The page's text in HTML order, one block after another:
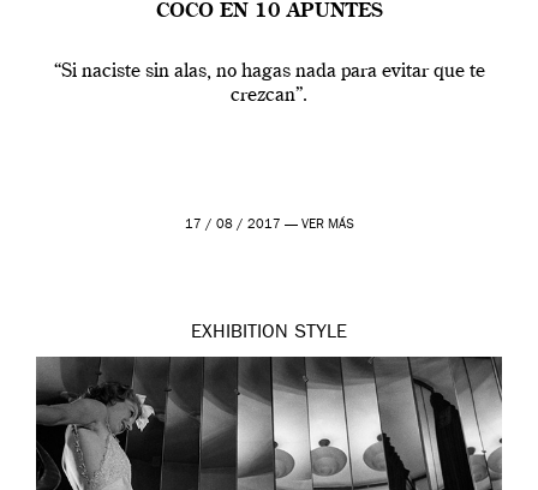
COCO EN 10 APUNTES
“Si naciste sin alas, no hagas nada para evitar que te
crezcan”.
17 / 08 / 2017 — VER MÁS
EXHIBITION STYLE